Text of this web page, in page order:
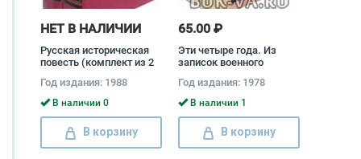
НЕТ В НАЛИЧИИ
Русская историческая
повесть (комплект из 2
Бестужев-Марлинский,
Николай Карамзин,
Николай Лесков
Год издания: 1988
В наличии 0
В корзину
65.00 ₽
Эти четыре года. Из
записок военного
(комплект из 2 книг)
Борис Полевой
Год издания: 1978
В наличии 1
В корзину